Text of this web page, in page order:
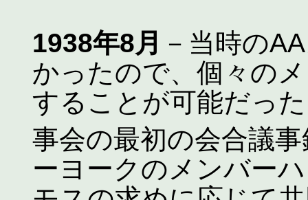
1938年8月 －当時の
かったので、個々の
することが可能だっ
事会の最初の会合議
ーヨークのメンバー